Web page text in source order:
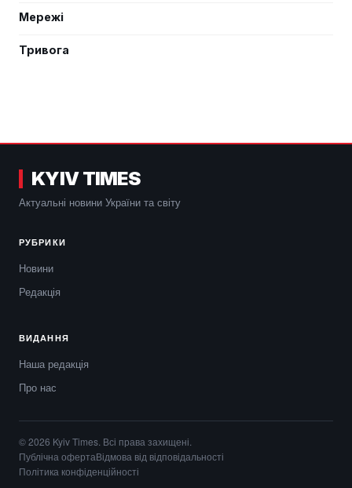
Мережі
Тривога
KYIV TIMES
Актуальні новини України та світу
РУБРИКИ
Новини
Редакція
ВИДАННЯ
Наша редакція
Про нас
© 2026 Kyiv Times. Всі права захищені.
Публічна офертаВідмова від відповідальності
Політика конфіденційності